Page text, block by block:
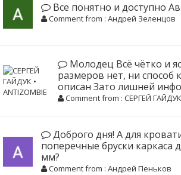
Все понятно и доступно
Comment from : Андрей Зеленцов
Молодец Всё чётко и
размеров нет, ни способ
описан Зато лишней
Comment from : СЕРГЕЙ ГАЙДУК
Доброго дня! А для
поперечные бруски каркаса
мм?
Comment from : Андрей Пеньков